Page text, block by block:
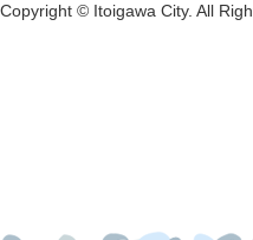
Copyright © Itoigawa City. All